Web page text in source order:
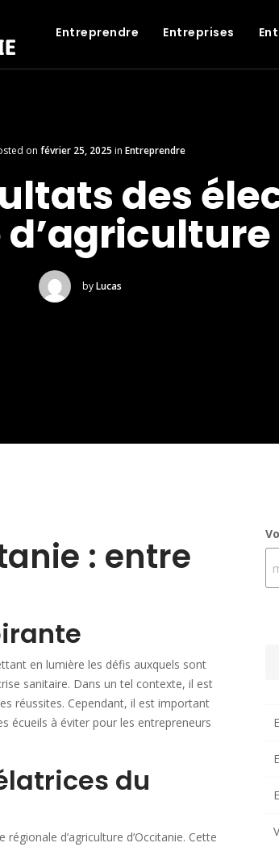
Entreprendre Entreprises
on février 25, 2025 in Entreprendre
des
by Lucas
: entre
en lumière les défis auxquels sont
sanitaire. Dans un tel contexte, il est
réussites. Cependant, il est important
écueils à éviter pour les entrepreneurs
du
d’agriculture d’Occitanie. Cette